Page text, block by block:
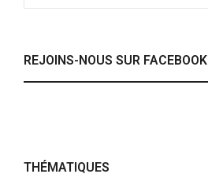
REJOINS-NOUS SUR FACEBOOK
THÉMATIQUES